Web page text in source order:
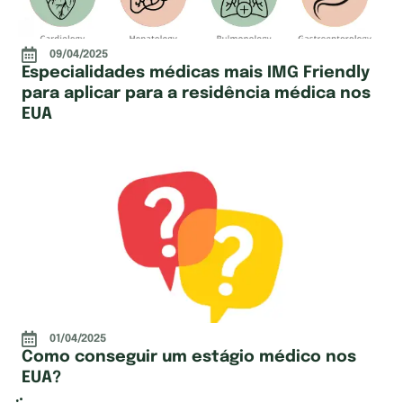
09/04/2025
Especialidades médicas mais IMG Friendly
para aplicar para a residência médica nos
EUA
01/04/2025
Como conseguir um estágio médico nos
EUA?